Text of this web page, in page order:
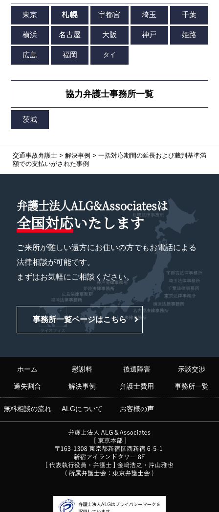
協力弁護士事務所一覧
交通事故弁護士> 解決事例 > 一括対応期間の延長および裁判基準満
額での支払いがされた事例
弁護士法人ALG&Associatesは
全国対応いたします
ご来所が難しい遠方にお住いの方でもお電話による
法律相談が可能です。
まずはお気軽にご相談ください。
事務所一覧ページはこちら
ホーム 慰謝料 後遺障害 示談交渉
過失割合 解決事例 弁護士費用 事務所一覧
無料相談の流れ ALGについて お客様の声